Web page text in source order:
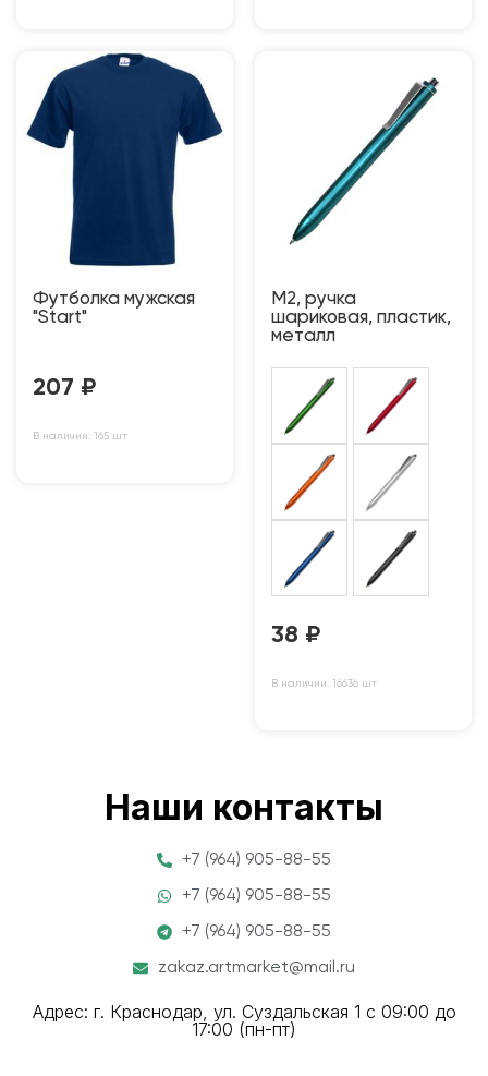
Футболка мужская
"Start"
207 ₽
В наличии: 165 шт
M2, ручка
шариковая, пластик,
металл
38 ₽
В наличии: 16636 шт
Наши контакты
+7 (964) 905-88-55
+7 (964) 905-88-55
+7 (964) 905-88-55
zakaz.artmarket@mail.ru
Адрес: г. Краснодар, ул. Суздальская 1 с 09:00 до
17:00 (пн-пт)